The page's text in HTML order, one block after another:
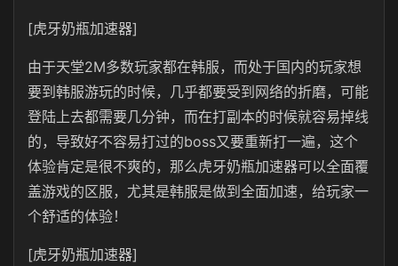
[虎牙奶瓶加速器]
由于天堂2M多数玩家都在韩服，而处于国内的玩家想
要到韩服游玩的时候，几乎都要受到网络的折磨，可能
登陆上去都需要几分钟，而在打副本的时候就容易掉线
的，导致好不容易打过的boss又要重新打一遍，这个
体验肯定是很不爽的，那么虎牙奶瓶加速器可以全面覆
盖游戏的区服，尤其是韩服是做到全面加速，给玩家一
个舒适的体验！
[虎牙奶瓶加速器]